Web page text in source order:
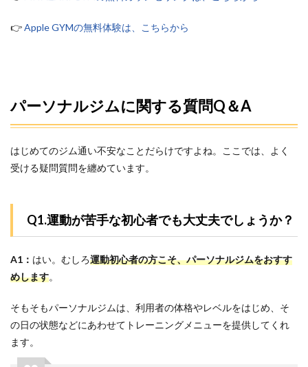
👉Apple GYMの無料体験は、こちらから
パーソナルジムに関する質問Q＆A
はじめてのジム通い不安なことだらけですよね。ここでは、よく
受ける疑問質問を纏めています。
Q1.運動が苦手な初心者でも大丈夫でしょうか？
A1： はい。むしろ運動初心者の方こそ、パーソナルジムをおすす
めします。
そもそもパーソナルジムは、利用者の体格やレベルをはじめ、そ
の日の状態などにあわせてトレーニングメニューを提供してくれ
ます。